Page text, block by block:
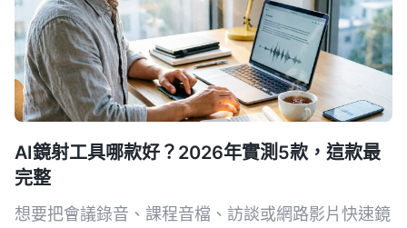
AI鏡射工具哪款好？2026年實測5款，這款最
完整
想要把會議錄音、課程音檔、訪談或網路影片快速鏡